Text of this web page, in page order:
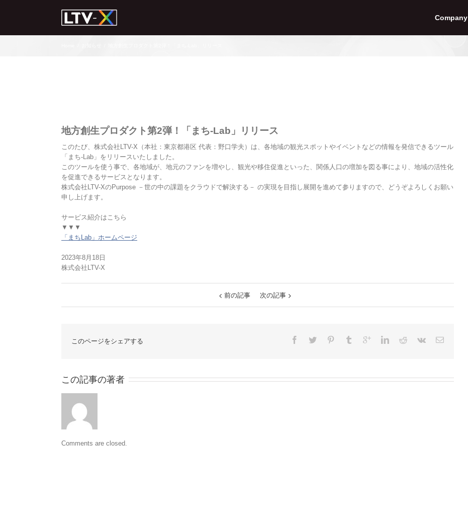
Company
地方創生プロダクト第2弾！「まち-Lab」リリース
このたび、株式会社LTV-X（本社：東京都港区 代表：野口学夫）は、各地域の観光スポットやイベントなどの情報を発信できるツール
「まち-Lab」をリリースいたしました。
このツールを使う事で、各地域が、地元のファンを増やし、観光や移住促進といった、関係人口の増加を図る事により、地域の活性化
を促進できるサービスとなります。
株式会社LTV-XのPurpose －世の中の課題をクラウドで解決する－ の実現を目指し展開を進めて参りますので、どうぞよろしくお願い
申し上げます。
サービス紹介はこちら
▼▼▼
「まちLab」ホームページ
2023年8月18日
株式会社LTV-X
前の記事 次の記事
このページをシェアする
この記事の著者
Comments are closed.